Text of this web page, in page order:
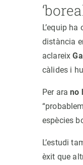
L’equip
distància
aclareix
càlides i
Per arano
espècies
L’estudi
èxit que